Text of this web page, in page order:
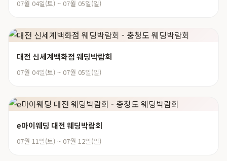
07월 04일(토) ~ 07월 05일(일)
대전 신세계백화점 웨딩박람회
07월 04일(토) ~ 07월 05일(일)
e마이웨딩 대전 웨딩박람회
07월 11일(토) ~ 07월 12일(일)